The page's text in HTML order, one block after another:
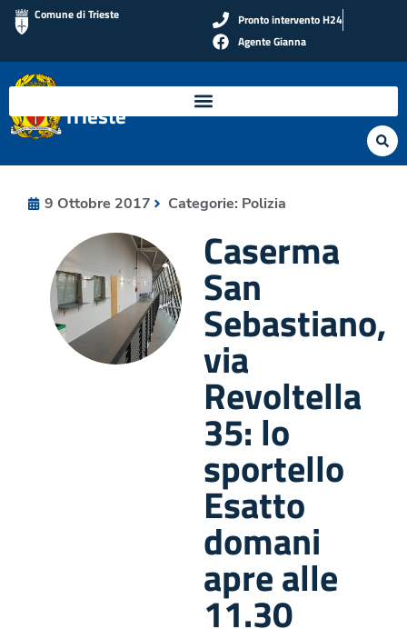
Comune di Trieste
Pronto intervento H24
Agente Gianna
Polizia Locale di
Trieste
9 Ottobre 2017 Categorie: Polizia
Caserma
San
Sebastiano,
via
Revoltella
35: lo
sportello
Esatto
domani
apre alle
11.30